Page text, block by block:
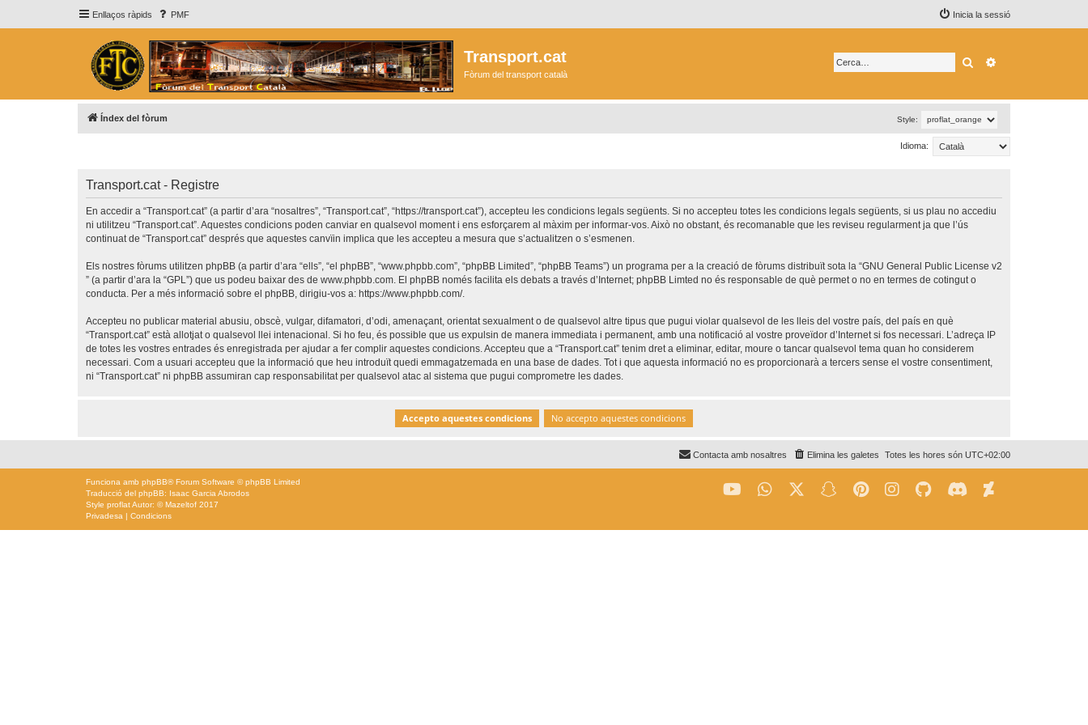
Enllaços ràpids PMF Inicia la sessió
Transport.cat
Fòrum del transport català
Cerca
Índex del fòrum Style:
Idioma:
Transport.cat - Registre
En accedir a “Transport.cat” (a partir d’ara “nosaltres”, “Transport.cat”, “https://transport.cat”), accepteu les condicions legals següents. Si no accepteu totes les condicions legals següents, si us plau no accediu
ni utilitzeu “Transport.cat”. Aquestes condicions poden canviar en qualsevol moment i ens esforçarem al màxim per informar-vos. Això no obstant, és recomanable que les reviseu regularment ja que l’ús
continuat de “Transport.cat” després que aquestes canvïin implica que les accepteu a mesura que s’actualitzen o s’esmenen.
Els nostres fòrums utilitzen phpBB (a partir d’ara “ells”, “el phpBB”, “www.phpbb.com”, “phpBB Limited”, “phpBB Teams”) un programa per a la creació de fòrums distribuït sota la “GNU General Public License v2
” (a partir d’ara la “GPL”) que us podeu baixar des de www.phpbb.com. El phpBB només facilita els debats a través d’Internet; phpBB Limted no és responsable de què permet o no en termes de cotingut o
conducta. Per a més informació sobre el phpBB, dirigiu-vos a: https://www.phpbb.com/.
Accepteu no publicar material abusiu, obscè, vulgar, difamatori, d’odi, amenaçant, orientat sexualment o de qualsevol altre tipus que pugui violar qualsevol de les lleis del vostre país, del país en què
“Transport.cat” està allotjat o qualsevol llei intenacional. Si ho feu, és possible que us expulsin de manera immediata i permanent, amb una notificació al vostre proveïdor d’Internet si fos necessari. L’adreça IP
de totes les vostres entrades és enregistrada per ajudar a fer complir aquestes condicions. Accepteu que a “Transport.cat” tenim dret a eliminar, editar, moure o tancar qualsevol tema quan ho considerem
necessari. Com a usuari accepteu que la informació que heu introduït quedi emmagatzemada en una base de dades. Tot i que aquesta informació no es proporcionarà a tercers sense el vostre consentiment,
ni “Transport.cat” ni phpBB assumiran cap responsabilitat per qualsevol atac al sistema que pugui comprometre les dades.
Totes les hores són UTC+02:00
Elimina les galetes
Contacta amb nosaltres
Funciona amb phpBB® Forum Software © phpBB Limited
Traducció del phpBB: Isaac Garcia Abrodos
Style proflatAutor: ©Mazeltof 2017
Privadesa | Condicions